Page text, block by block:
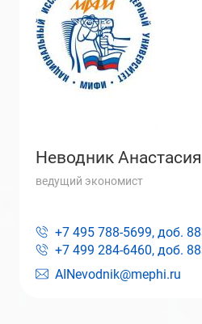
Неводник
ведущий экономист
AINevodnik@mephi.ru
+7 495 788-5699, доб.
+7 499 284-6460, доб.